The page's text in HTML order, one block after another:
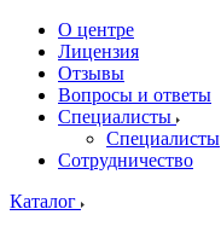
О центре
Лицензия
Отзывы
Вопросы и ответы
Специалисты
Специалисты
Сотрудничество
Каталог